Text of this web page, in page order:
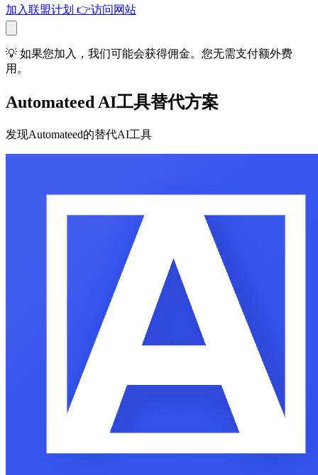
加入联盟计划 👉访问网站
💡 如果您加入，我们可能会获得佣金。您无需支付额外费
用。
Automateed AI工具替代方案
发现Automateed的替代AI工具